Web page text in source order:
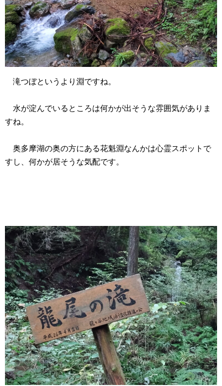
滝つぼというより淵ですね。
水が淀んでいるところは何かが出そうな雰囲気がありま
すね。
奥多摩湖の奥の方にある花魁淵なんかは心霊スポットで
すし、何かが居そうな気配です。